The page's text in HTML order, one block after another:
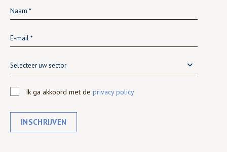
Selecteer uw sector
Ik ga akkoord met de privacy policy
INSCHRIJVEN